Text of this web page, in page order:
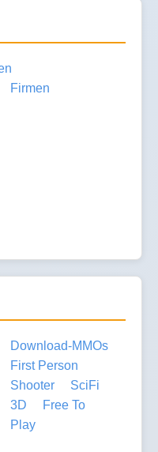
Firmen
Download-MMOs
First Person
Shooter
SciFi
3D
Free To
Play